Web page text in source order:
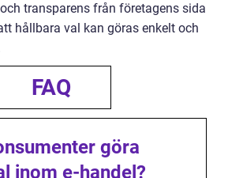
transparens från företagens sida
hållbara val kan göras enkelt och
FAQ
göra
inom e-handel?